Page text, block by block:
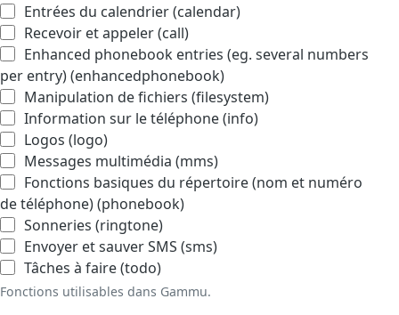
Entrées du calendrier (calendar)
Recevoir et appeler (call)
Enhanced phonebook entries (eg. several numbers
per entry) (enhancedphonebook)
Manipulation de fichiers (filesystem)
Information sur le téléphone (info)
Logos (logo)
Messages multimédia (mms)
Fonctions basiques du répertoire (nom et numéro
de téléphone) (phonebook)
Sonneries (ringtone)
Envoyer et sauver SMS (sms)
Tâches à faire (todo)
Fonctions utilisables dans Gammu.